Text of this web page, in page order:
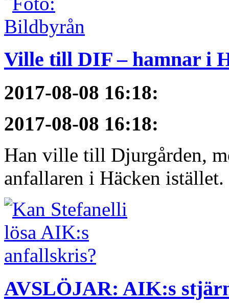
Ville till DIF – hamnar i
2017-08-08 16:18:
2017-08-08 16:18:
Han ville till Djurgården,
anfallaren i Häcken
AVSLÖJAR: AIK:s